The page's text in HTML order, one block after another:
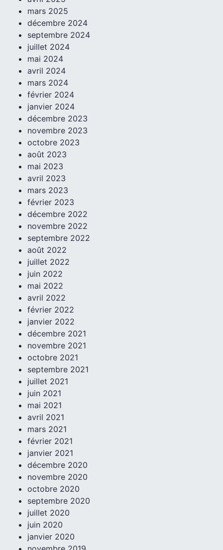
mars 2025
décembre 2024
septembre 2024
juillet 2024
mai 2024
avril 2024
mars 2024
février 2024
janvier 2024
décembre 2023
novembre 2023
octobre 2023
août 2023
mai 2023
avril 2023
mars 2023
février 2023
décembre 2022
novembre 2022
septembre 2022
août 2022
juillet 2022
juin 2022
mai 2022
avril 2022
février 2022
janvier 2022
décembre 2021
novembre 2021
octobre 2021
septembre 2021
juillet 2021
juin 2021
mai 2021
avril 2021
mars 2021
février 2021
janvier 2021
décembre 2020
novembre 2020
octobre 2020
septembre 2020
juillet 2020
juin 2020
janvier 2020